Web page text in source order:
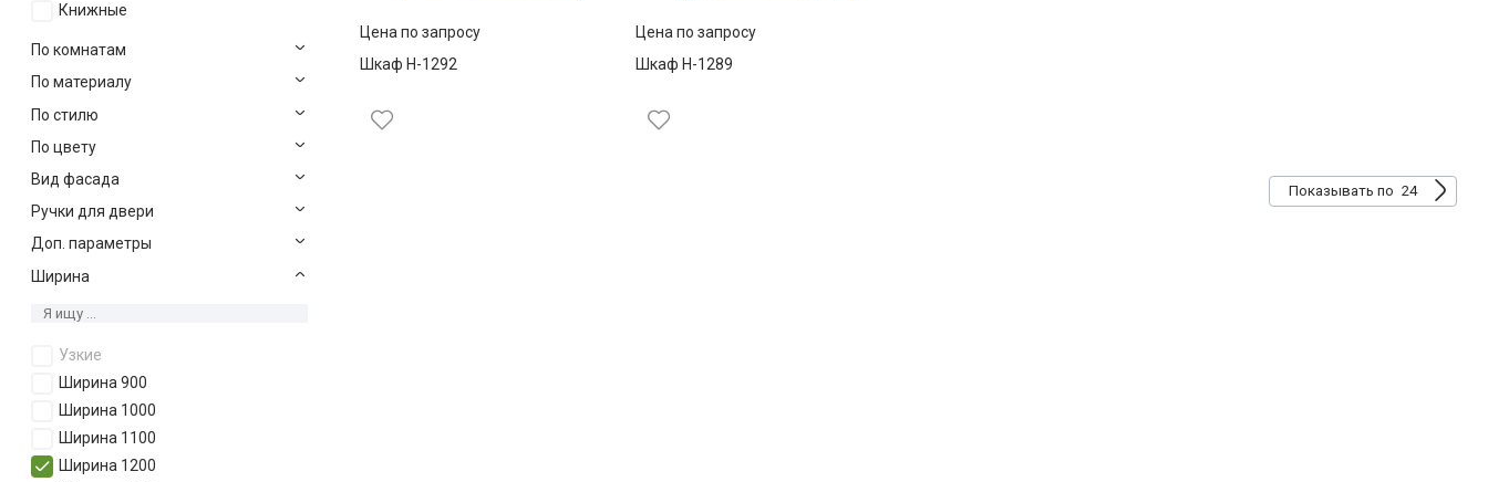
Книжные
По комнатам
По материалу
По стилю
По цвету
Вид фасада
Ручки для двери
Доп. параметры
Ширина
Узкие
Ширина 900
Ширина 1000
Ширина 1100
Ширина 1200
Цена по запросу
Шкаф Н-1292
Цена по запросу
Шкаф Н-1289
Показывать по 24